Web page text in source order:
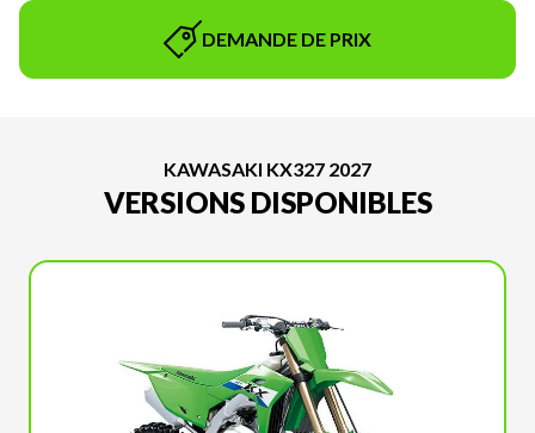
DEMANDE DE PRIX
KAWASAKI KX327 2027
VERSIONS DISPONIBLES